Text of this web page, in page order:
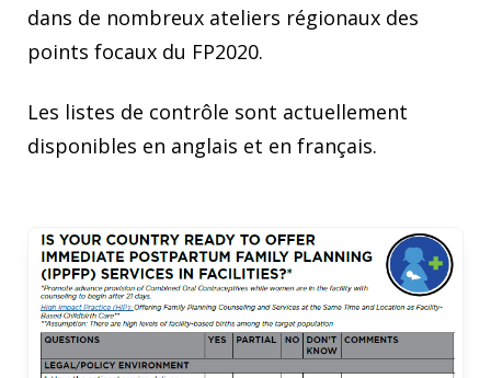
dans de nombreux ateliers régionaux des
points focaux du FP2020.
Les listes de contrôle sont actuellement
disponibles en anglais et en français.